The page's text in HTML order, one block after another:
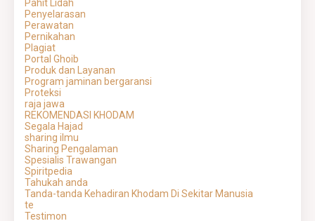
Pahit Lidah
Penyelarasan
Perawatan
Pernikahan
Plagiat
Portal Ghoib
Produk dan Layanan
Program jaminan bergaransi
Proteksi
raja jawa
REKOMENDASI KHODAM
Segala Hajad
sharing ilmu
Sharing Pengalaman
Spesialis Trawangan
Spiritpedia
Tahukah anda
Tanda-tanda Kehadiran Khodam Di Sekitar Manusia
te
Testimon